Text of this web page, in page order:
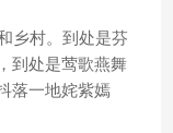
乡村。到处是芬
到处是莺歌燕舞
落一地姹紫嫣